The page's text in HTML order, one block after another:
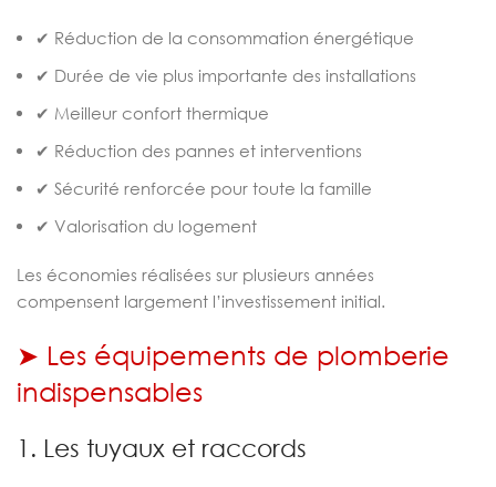
✔ Réduction de la consommation énergétique
✔ Durée de vie plus importante des installations
✔ Meilleur confort thermique
✔ Réduction des pannes et interventions
✔ Sécurité renforcée pour toute la famille
✔ Valorisation du logement
Les économies réalisées sur plusieurs années
compensent largement l’investissement initial.
➤ Les équipements de plomberie
indispensables
1. Les tuyaux et raccords